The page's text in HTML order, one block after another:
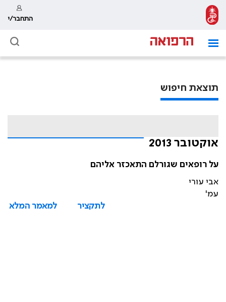
התחבר/י
תוצאת חיפוש
אוקטובר 2013
על רופאים שגורלם התאכזר אליהם
אבי עורי
עמ'
לתקציר
למאמר המלא